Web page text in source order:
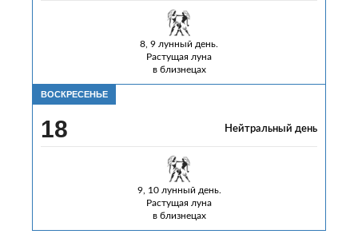
8, 9 лунный день.
Растущая луна
в близнецах
ВОСКРЕСЕНЬЕ
18 Нейтральный день
9, 10 лунный день.
Растущая луна
в близнецах